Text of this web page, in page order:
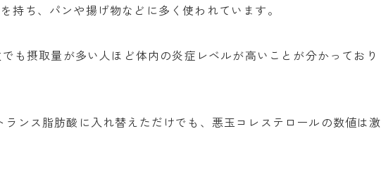
持ち、パンや揚げ物などに多く使われています。
も摂取量が多い人ほど体内の炎症レベルが高いことが分かっており
ランス脂肪酸に入れ替えただけでも、悪玉コレステロールの数値は激